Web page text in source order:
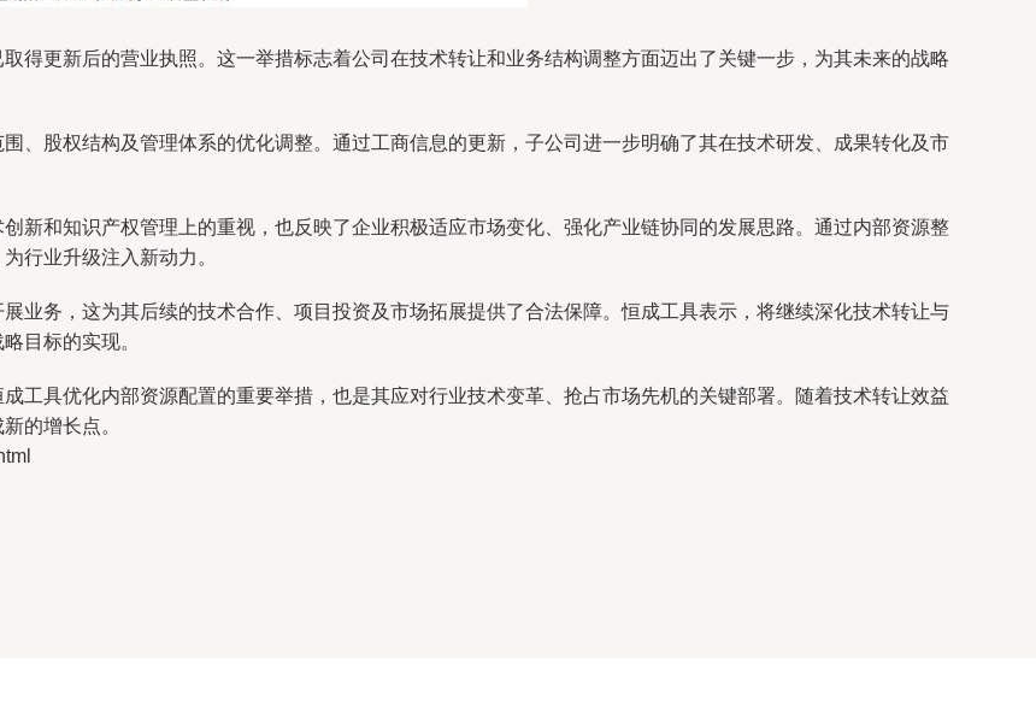
得更新后的营业执照。这一举措标志着公司在技术转让和业务结构调整方面迈出了关键一步，为其未来的战略
、股权结构及管理体系的优化调整。通过工商信息的更新，子公司进一步明确了其在技术研发、成果转化及市
新和知识产权管理上的重视，也反映了企业积极适应市场变化、强化产业链协同的发展思路。通过内部资源整
行业升级注入新动力。
业务，这为其后续的技术合作、项目投资及市场拓展提供了合法保障。恒成工具表示，将继续深化技术转让与
目标的实现。
工具优化内部资源配置的重要举措，也是其应对行业技术变革、抢占市场先机的关键部署。随着技术转让效益
的增长点。